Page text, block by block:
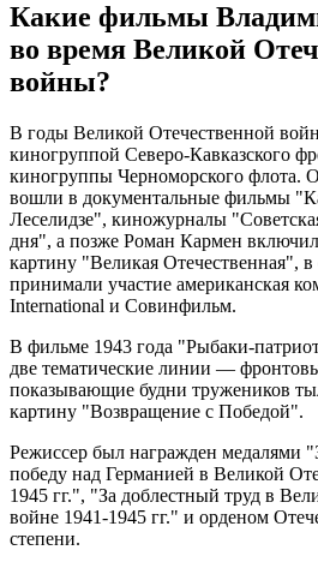
Какие фильмы
во время Великой
войны?
В годы Великой Отечественной
киногруппой Северо-Кавказского
киногруппы Черноморского флота.
вошли в документальные фильмы
Леселидзе", киножурналы
дня", а позже Роман Кармен
картину "Великая Отечественная", в
принимали участие американская
International и Совинфильм.
В фильме 1943 года "Рыбаки-
две тематические линии —
показывающие будни тружеников
картину "Возвращение с Победой".
Режиссер был награжден медалями
победу над Германией в Великой
1945 гг.", "За доблестный труд в
войне 1941-1945 гг." и орденом
степени.